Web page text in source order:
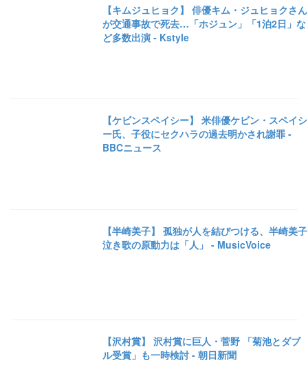
【キムジュヒョク】 俳優キム・ジュヒョクさん
が交通事故で死去…「ホジュン」「1泊2日」な
ど多数出演 - Kstyle
【ケビンスペイシー】 米俳優ケビン・スペイシ
ー氏、子役にセクハラの過去明かされ謝罪 -
BBCニュース
【半崎美子】 孤独が人を結びつける、半崎美子
泣き歌の原動力は「人」 - MusicVoice
【沢村賞】 沢村賞に巨人・菅野 「菊池とダブ
ル受賞」も一時検討 - 朝日新聞